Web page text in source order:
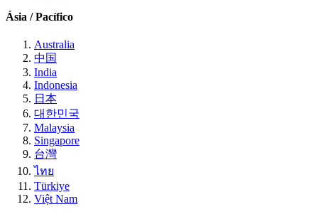
Ásia / Pacífico
Australia
中国
India
Indonesia
日本
대한민국
Malaysia
Singapore
台灣
ไทย
Türkiye
Việt Nam